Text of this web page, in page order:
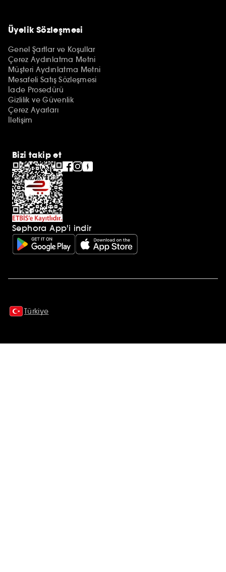
Üyelik Sözleşmesi
Genel Şartlar ve Koşullar
Çerez Aydınlatma Metni
Müşteri Aydınlatma Metni
Mesafeli Satış Sözleşmesi
İade Prosedürü
Gizlilik ve Güvenlik
Çerez Ayarları
İletişim
Bizi takip et
Sephora App'i indir
Türkiye